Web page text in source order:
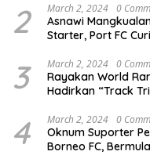
2 March 2, 2024 0
Asnawi
Starter, Port FC
3 March 2, 2024 0
Rayakan World
Hadirkan “Track
4 March 2, 2024 0
Oknum Suporter
Borneo FC,